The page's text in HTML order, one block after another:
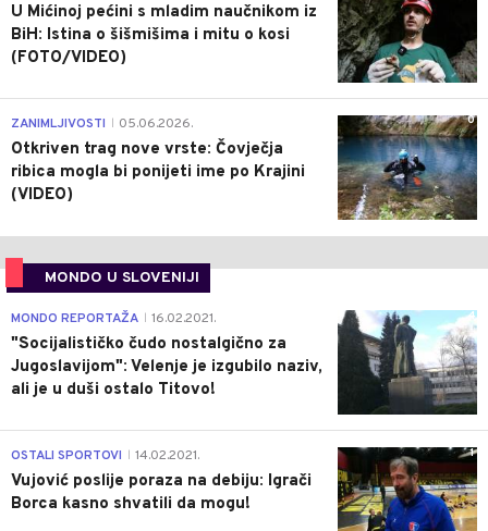
U Mićinoj pećini s mladim naučnikom iz
BiH: Istina o šišmišima i mitu o kosi
(FOTO/VIDEO)
0
ZANIMLJIVOSTI 05.06.2026.
Otkriven trag nove vrste: Čovječja
ribica mogla bi ponijeti ime po Krajini
(VIDEO)
MONDO U SLOVENIJI
4
MONDO REPORTAŽA 16.02.2021.
"Socijalističko čudo nostalgično za
Jugoslavijom": Velenje je izgubilo naziv,
ali je u duši ostalo Titovo!
1
OSTALI SPORTOVI 14.02.2021.
Vujović poslije poraza na debiju: Igrači
Borca kasno shvatili da mogu!